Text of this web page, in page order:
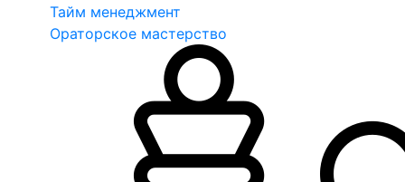
Тайм менеджмент
Ораторское мастерство